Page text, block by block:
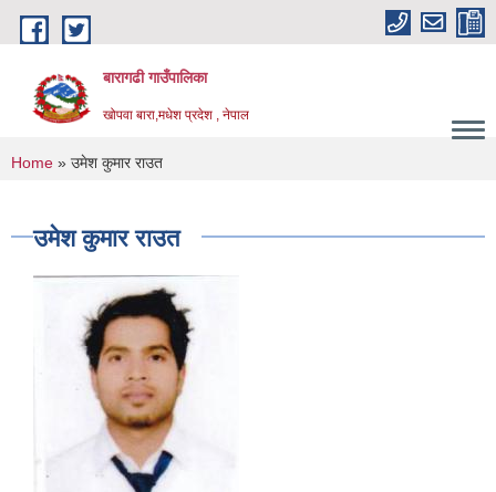
Skip to main content
बारागढी गाउँपालिका
खोपवा बारा,मधेश प्रदेश , नेपाल
You are here
Home » उमेश कुमार राउत
उमेश कुमार राउत